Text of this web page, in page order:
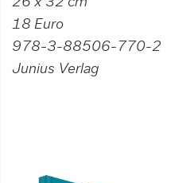
18 Euro
978-3-88506-770-2
Junius Verlag